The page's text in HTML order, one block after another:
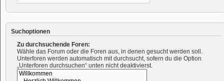
Suchoptionen
Zu durchsuchende Foren:
Wähle das Forum oder die Foren aus, in denen gesucht werden soll.
Unterforen werden automatisch mit durchsucht, sofern du die Option
„Unterforen durchsuchen“ unten nicht deaktivierst.